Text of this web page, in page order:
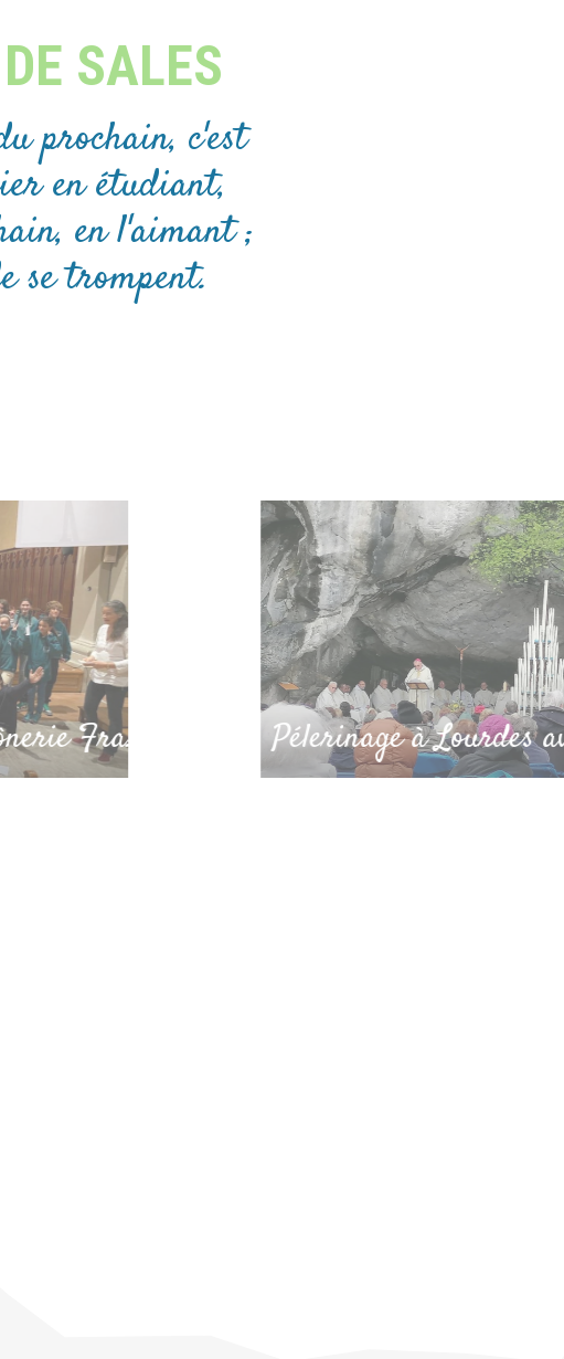
SALES
prochain, c'est
en étudiant,
en l'aimant ;
se trompent.
Après-midi de rentrée de l'aumônerie Frangy-Seyssel
Pélerinage à Lourdes avril